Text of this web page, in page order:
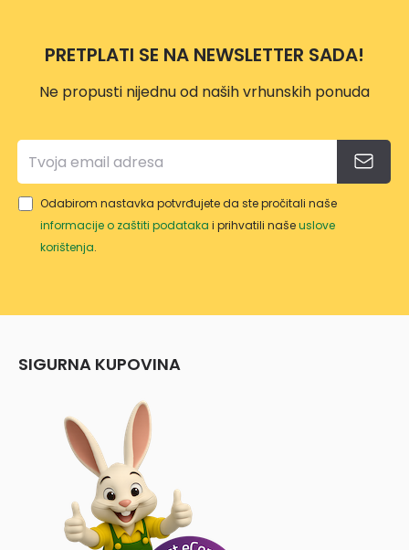
MM
M
PRETPLATI SE NA NEWSLETTER SADA!
Ne propusti nijednu od naših vrhunskih ponuda
Odabirom nastavka potvrđujete da ste pročitali naše
informacije o zaštiti podataka i prihvatili našeuslove
korištenja.
SIGURNA KUPOVINA